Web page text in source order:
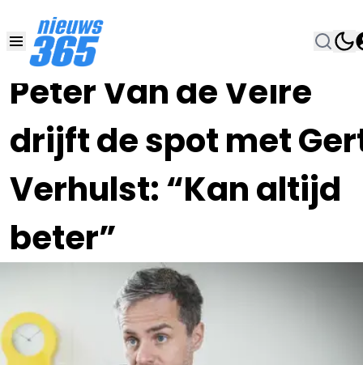
Peter Van de Veire
drijft de spot met
Verhulst: “Kan altijd
beter”
27 AUG 2021, 10:30